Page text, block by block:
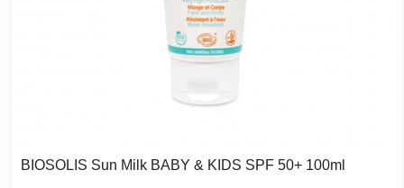
BIOSOLIS Sun Milk BABY & KIDS SPF 50+ 100ml